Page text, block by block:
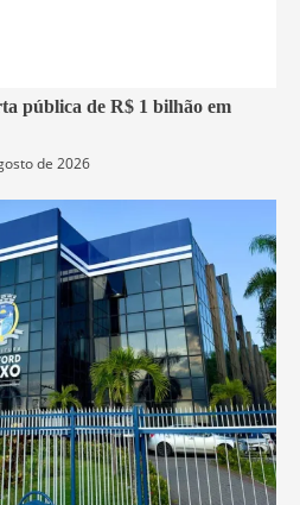
pública de R$ 1 bilhão em
de 2026